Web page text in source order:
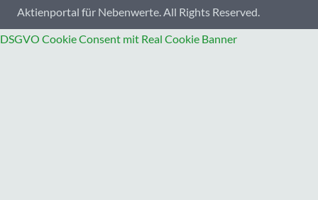
Aktienportal für Nebenwerte. All Rights Reserved.
DSGVO Cookie Consent mit Real Cookie Banner